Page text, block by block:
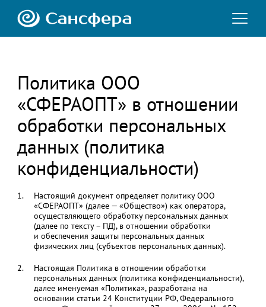
Политика ООО
«СФЕРАОПТ» в отношении
обработки персональных
данных (политика
конфиденциальности)
Настоящий документ определяет политику ООО
«СФЕРАОПТ» (далее — «Общество») как оператора,
осуществляющего обработку персональных данных
(далее по тексту – ПД), в отношении обработки
и обеспечения защиты персональных данных
физических лиц (субъектов персональных данных).
Настоящая Политика в отношении обработки
персональных данных (политика конфиденциальности),
далее именуемая «Политика», разработана на
основании статьи 24 Конституции РФ, Федерального